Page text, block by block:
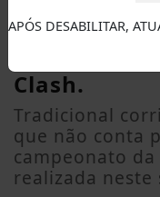
Nascar:
abertura
Clash.
Tradicional
que não conta
campeonato da
realizada neste
APÓS DESABILITAR,